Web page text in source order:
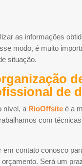
as informações
modo, é muito
situação.
de
nível, a RioOffsite é a
com
em contato conosco
Será um